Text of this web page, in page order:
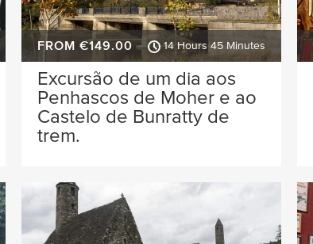
FROM €149.00 14 Hours 45 Minutes
Excursão de um dia aos
Penhascos de Moher e ao
Castelo de Bunratty de
trem.